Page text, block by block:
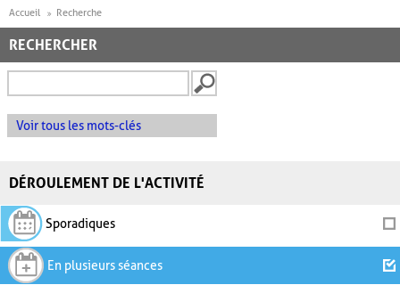
Accueil Recherche
RECHERCHER
Voir tous les mots-clés
DÉROULEMENT DE L'ACTIVITÉ
Sporadiques
En plusieurs séances